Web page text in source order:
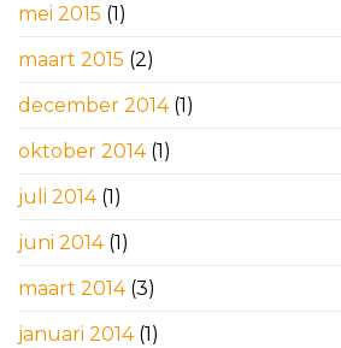
mei 2015 (1)
maart 2015 (2)
december 2014(1)
oktober 2014(1)
juli 2014(1)
juni 2014(1)
maart 2014(3)
januari 2014(1)